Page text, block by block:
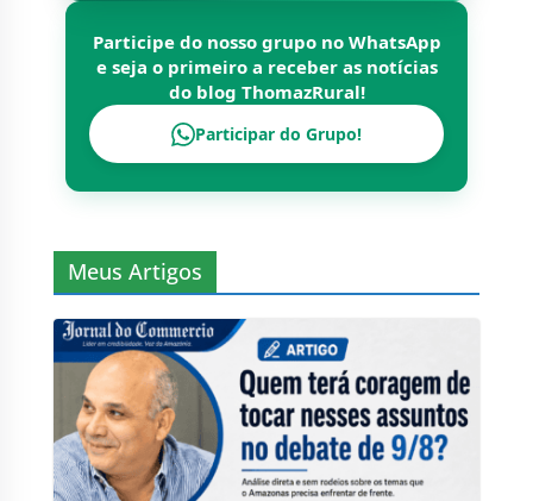
Participe do nosso grupo no WhatsApp
e seja o primeiro a receber as notícias
do blog ThomazRural!
Participar do Grupo!
Meus Artigos